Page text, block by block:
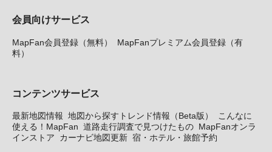
会員向けサービス
MapFan会員登録（無料）
MapFanプレミアム会員登録（有
料）
コンテンツサービス
最新地図情報 地図から探すトレンド情報（Beta版）
こんなに
使える！MapFan 道路走行調査で見つけたもの MapFanオンラ
インストア
カーナビ地図更新 宿・ホテル・旅館予約